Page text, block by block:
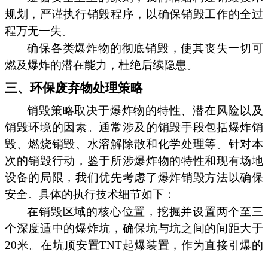
规划，严谨执行销毁程序，以确保销毁工作的全过
程万无一失。
确保各类爆炸物的彻底销毁，使其丧失一切可
燃及爆炸的潜在能力，杜绝后续隐患。
三、环保废弃物处理策略
销毁策略取决于爆炸物的特性、潜在风险以及
销毁环境的因素。通常涉及的销毁手段包括爆炸销
毁、燃烧销毁、水溶解除散和化学处理等。针对本
次的销毁行动，鉴于所涉爆炸物的特性和现有场地
设备的局限，我们优先考虑了爆炸销毁方法以确保
安全。具体的执行技术细节如下：
在销毁区域的核心位置，挖掘并设置两个至三
个深度适中的爆炸坑，确保坑与坑之间的间距大于
20米。在坑顶安置TNT起爆装置，作为直接引爆的